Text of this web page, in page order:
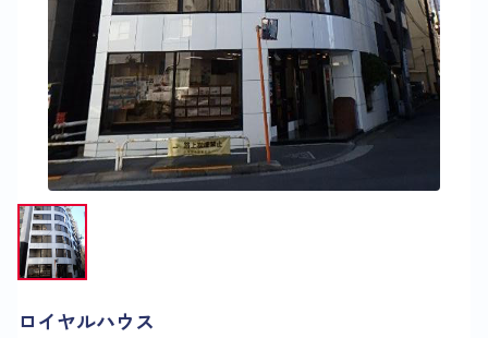
ロイヤルハウス